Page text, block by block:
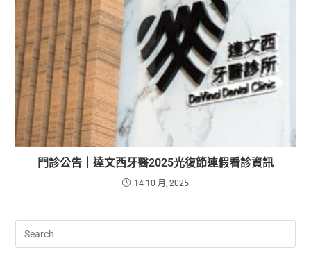
門診公告｜達文西牙醫2025光復節連假看診資訊
14 10 月, 2025